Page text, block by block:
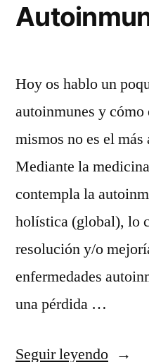
Hoy os hablo un
autoinmunes y cómo
mismos no es el
Mediante la
contempla la
holística (global), lo
resolución y/o
enfermedades
una pérdida …
Seguir leyendo